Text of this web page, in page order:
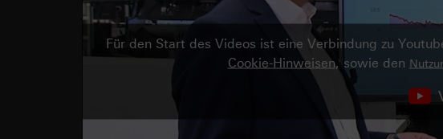
Für den Start des Videos ist eine Verbindung zu
Cookie-Hinweisen, sowie den